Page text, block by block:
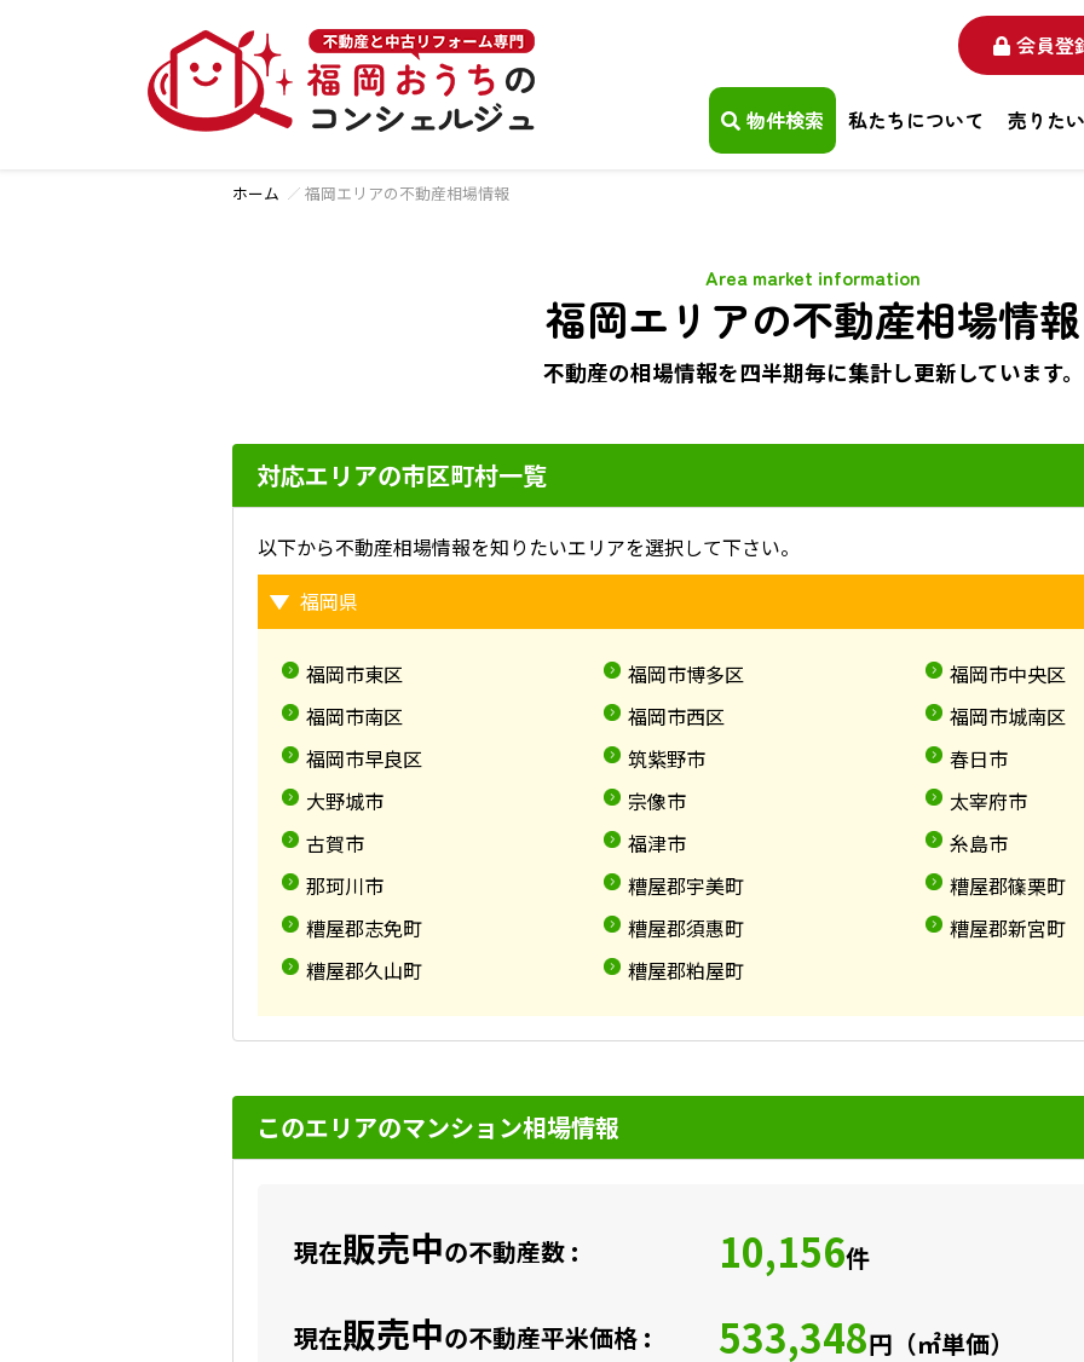
会員登
物件検索 私たちについて 売りたい
ホーム 福岡エリアの不動産相場情報
福岡エリアの不動産相場情報
Area market information
不動産の相場情報を四半期毎に集計し更新しています。
対応エリアの市区町村一覧
以下から不動産相場情報を知りたいエリアを選択して下さい。
福岡県
福岡市東区 福岡市博多区
福岡市中央区
福岡市南区
福岡市西区
福岡市城南区
福岡市早良区
筑紫野市
春日市
大野城市
宗像市
太宰府市
古賀市
福津市
糸島市
那珂川市
糟屋郡宇美町
糟屋郡篠栗町
糟屋郡志免町
糟屋郡須惠町
糟屋郡新宮町
糟屋郡久山町
糟屋郡粕屋町
このエリアのマンション相場情報
現在販売中の不動産数 : 10,156件
現在販売中の不動産平米価格 : 533,348円（㎡単価）